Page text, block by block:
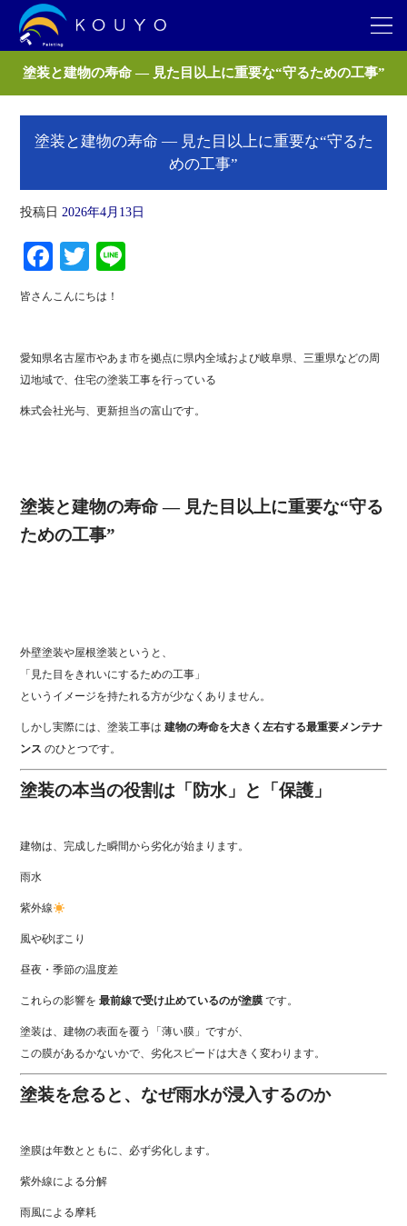
塗装と建物の寿命 ― 見た目以上に重要な“守るための工事”
塗装と建物の寿命 ― 見た目以上に重要な“守るた
めの工事”
投稿日 2026年4月13日
Fa
ce
ok
T
wi
r
皆さんこんにちは！
愛知県名古屋市やあま市を拠点に県内全域および岐阜県、三重県などの周
辺地域で、住宅の塗装工事を行っている
株式会社光与、更新担当の富山です。
塗装と建物の寿命 ― 見た目以上に重要な“守る
ための工事”
外壁塗装や屋根塗装というと、
「見た目をきれいにするための工事」
というイメージを持たれる方が少なくありません。
しかし実際には、塗装工事は建物の寿命を大きく左右する最重要メンテナ
ンス のひとつです。
塗装の本当の役割は「防水」と「保護」
建物は、完成した瞬間から劣化が始まります。
雨水
紫外線
風や砂ぼこり
昼夜・季節の温度差
これらの影響を最前線で受け止めているのが塗膜 です。
塗装は、建物の表面を覆う「薄い膜」ですが、
この膜があるかないかで、劣化スピードは大きく変わります。
塗装を怠ると、なぜ雨水が浸入するのか
塗膜は年数とともに、必ず劣化します。
紫外線による分解
雨風による摩耗